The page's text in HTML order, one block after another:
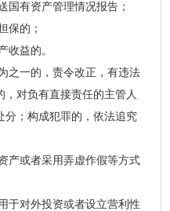
国有资产管理情况报告；
保的；
收益的。
之一的，责令改正，有违法
，对负有直接责任的主管人
分；构成犯罪的，依法追究
产或者采用弄虚作假等方式
于对外投资或者设立营利性